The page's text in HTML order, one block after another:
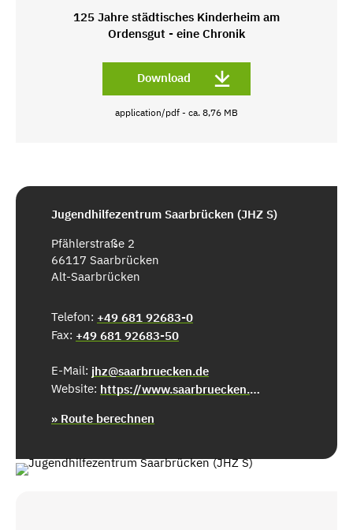
125 Jahre städtisches Kinderheim am
Ordensgut - eine Chronik
Download
application/pdf - ca. 8,76 MB
Jugendhilfezentrum Saarbrücken (JHZ S)
Pfählerstraße 2
66117 Saarbrücken
Alt-Saarbrücken
Telefon: +49 681 92683-0
Fax: +49 681 92683-50
E-Mail: jhz@saarbruecken.de
Website:
https://www.saarbruecken.de/bildung/hilfen_zur_erziehung/jugendhilfezentrum
» Route berechnen